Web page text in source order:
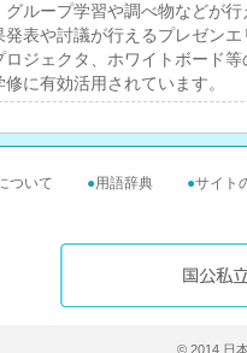
ループ学習や調べ物などが
表や討議が行えるプレゼン
ジェクタ、ホワイトボード
に有効活用されています。
ついて ●用語辞典 ●サイト
© 2014 日